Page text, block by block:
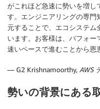
がこれほど急速に勢いを増し
す。エンジニアリングの専門
元することで、エコシステ
います。お客様は、パフォー
速いペースで進むことから恩
— G2 Krishnamoorthy, AWS
勢いの背景にある